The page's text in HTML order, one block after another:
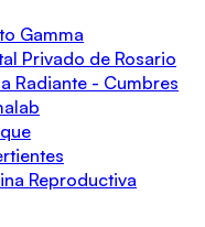
Gamma
Privado de Rosario
Radiante - Cumbres
Reproductiva